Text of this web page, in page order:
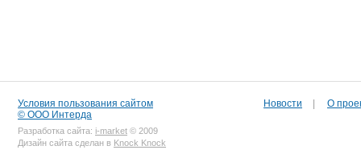
Условия пользования сайтом
© ООО Интерда
Разработка сайта: i-market © 2009
Дизайн сайта сделан в Knock Knock
Новости О